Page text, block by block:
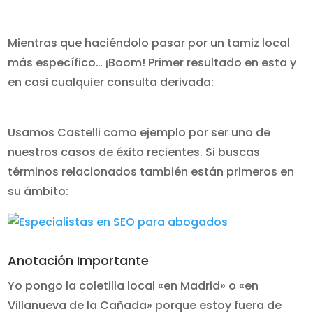
Mientras que haciéndolo pasar por un tamiz local
más específico… ¡Boom! Primer resultado en esta y
en casi cualquier consulta derivada:
Usamos Castelli como ejemplo por ser uno de
nuestros casos de éxito recientes. Si buscas
términos relacionados también están primeros en
su ámbito:
Anotación Importante
Yo pongo la coletilla local «en Madrid» o «en
Villanueva de la Cañada» porque estoy fuera de